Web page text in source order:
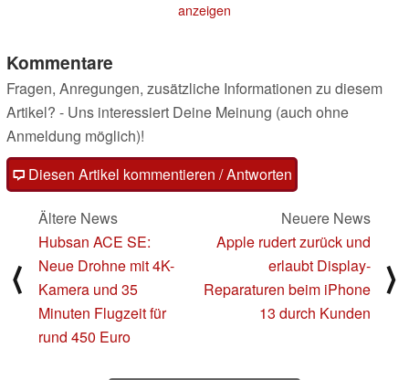
anzeigen
Kommentare
Fragen, Anregungen, zusätzliche Informationen zu diesem
Artikel? - Uns interessiert Deine Meinung (auch ohne
Anmeldung möglich)!
Diesen Artikel kommentieren / Antworten
⟨
Ältere News
Hubsan ACE SE:
Neue Drohne mit 4K-
Kamera und 35
Minuten Flugzeit für
rund 450 Euro
Neuere News
Apple rudert zurück und
erlaubt Display-
Reparaturen beim iPhone
13 durch Kunden
⟩